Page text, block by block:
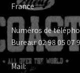
France
Numéros de
Bureau: 02 98 05 07
Mail: